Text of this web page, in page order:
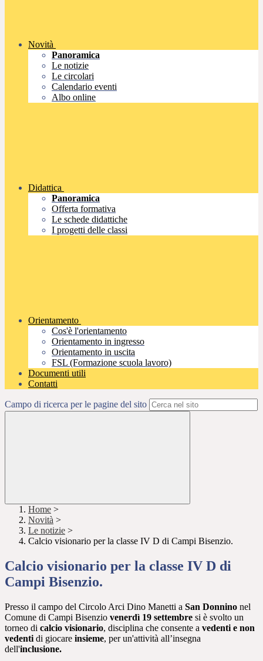
Novità
Panoramica
Le notizie
Le circolari
Calendario eventi
Albo online
Didattica
Panoramica
Offerta formativa
Le schede didattiche
I progetti delle classi
Orientamento
Cos'è l'orientamento
Orientamento in ingresso
Orientamento in uscita
FSL (Formazione scuola lavoro)
Documenti utili
Contatti
Campo di ricerca per le pagine del sito
Home >
Novità >
Le notizie >
Calcio visionario per la classe IV D di Campi Bisenzio.
Calcio visionario per la classe IV D di
Campi Bisenzio.
Presso il campo del Circolo Arci Dino Manetti a San Donnino nel
Comune di Campi Bisenzio venerdì 19 settembre si è svolto un
torneo di calcio visionario, disciplina che consente a vedenti e non
vedenti di giocare insieme, per un'attività all’insegna
dell'inclusione.